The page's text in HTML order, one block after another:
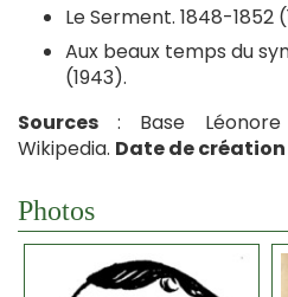
Le Serment. 1848-1852
Aux beaux temps du
(1943).
Sources : Base Léonore
Wikipedia. Date de création
Photos